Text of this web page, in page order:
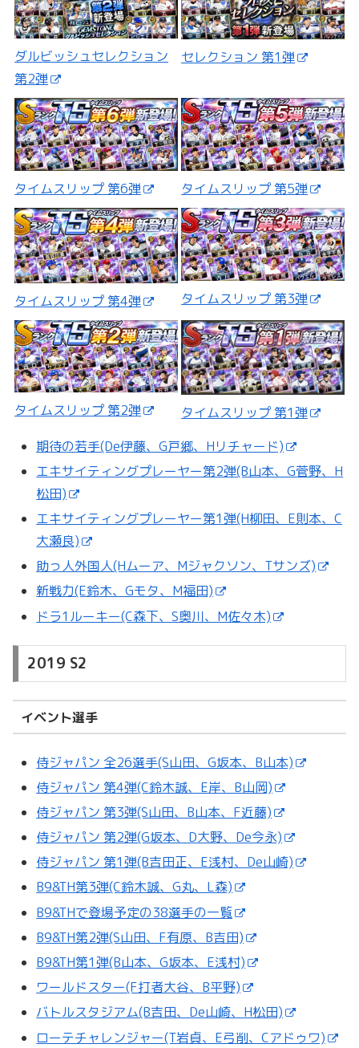
ダルビッシュセレクション
第2弾
セレクション 第1弾
タイムスリップ 第6弾 タイムスリップ 第5弾
タイムスリップ 第4弾 タイムスリップ 第3弾
タイムスリップ 第2弾
タイムスリップ 第1弾
期待の若手(De伊藤、G戸郷、Hリチャード)
エキサイティングプレーヤー第2弾(B山本、G菅野、H
松田)
エキサイティングプレーヤー第1弾(H柳田、E則本、C
大瀬良)
助っ人外国人(Hムーア、Mジャクソン、Tサンズ)
新戦力(E鈴木、Gモタ、M福田)
ドラ1ルーキー(C森下、S奥川、M佐々木)
2019 S2
イベント選手
侍ジャパン 全26選手(S山田、G坂本、B山本)
侍ジャパン 第4弾(C鈴木誠、E岸、B山岡)
侍ジャパン 第3弾(S山田、B山本、F近藤)
侍ジャパン 第2弾(G坂本、D大野、De今永)
侍ジャパン 第1弾(B吉田正、E浅村、De山崎)
B9&TH第3弾(C鈴木誠、G丸、L森)
B9&THで登場予定の38選手の一覧
B9&TH第2弾(S山田、F有原、B吉田)
B9&TH第1弾(B山本、G坂本、E浅村)
ワールドスター(F打者大谷、B平野)
バトルスタジアム(B吉田、De山崎、H松田)
ローテチャレンジャー(T岩貞、E弓削、Cアドゥワ)